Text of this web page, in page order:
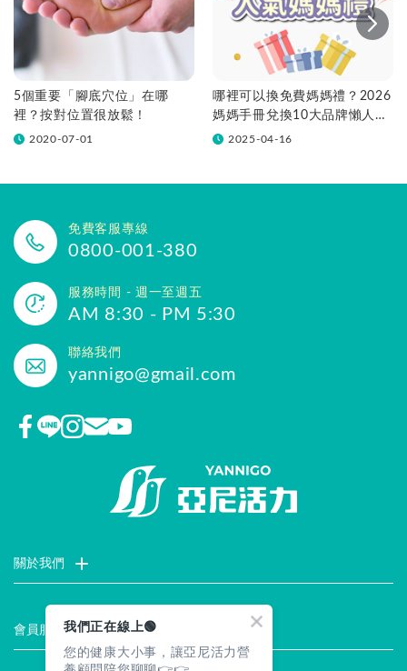
5個重要「腳底穴位」在哪
裡？按對位置很放鬆！
2020-07-01
哪裡可以換免費媽媽禮？2026
媽媽手冊兌換10大品牌懶人包
一次看！
2025-04-16
免費客服專線
0800-001-380
服務時間 - 週一至週五
AM 8:30 - PM 5:30
聯絡我們
yannigo@gmail.com
關於我們
會員服務
最新消息 註冊會員
試用索取 服務說明
我們正在線上🟢
您的健康大小事，讓亞尼活力營